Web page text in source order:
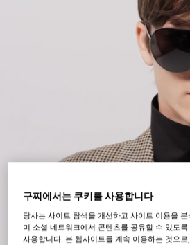
구찌에서는 쿠키를 사용합니다
당사는 사이트 탐색을 개선하고 사이트 이용을
며 소셜 네트워크에서 콘텐츠를 공유할 수 있도
사용합니다. 본 웹사이트를 계속 이용하는 것으